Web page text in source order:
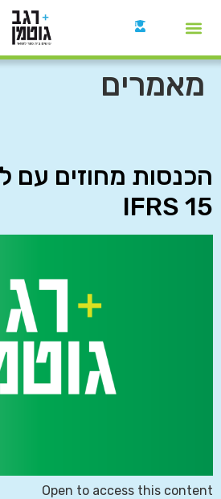
מאמרים
הכנסות מחוזים עם
IFRS 15
Open to access this content